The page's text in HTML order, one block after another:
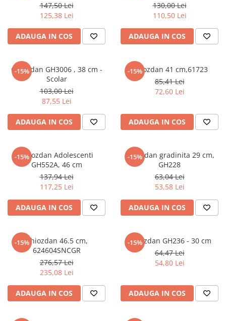
Povesti - Basme - Legende
Realitatea Augmentata
Religie pentru copii
ScienceConnection
TP ROLL
147,50 Lei
125,38 Lei
ADAUGA IN COS
130,00 Lei
110,50 Lei
ADAUGA IN COS
-15%
Ghiozdan GH3006 , 38 cm -
Scolar
103,00 Lei
87,55 Lei
ADAUGA IN COS
-15%
Ghiozdan 41 cm,61723
85,41 Lei
72,60 Lei
ADAUGA IN COS
-15%
Ghiozdan Adolescenti
GH552A, 46 cm
137,94 Lei
117,25 Lei
ADAUGA IN COS
-15%
Ghiozdan gradinita 29 cm,
GH228
63,04 Lei
53,58 Lei
ADAUGA IN COS
-15%Ghiozdan 46.5 cm,
624604SNCGR
276,57 Lei
235,08 Lei
ADAUGA IN COS
-15%
Ghiozdan GH236 - 30 cm
64,47 Lei
54,80 Lei
ADAUGA IN COS